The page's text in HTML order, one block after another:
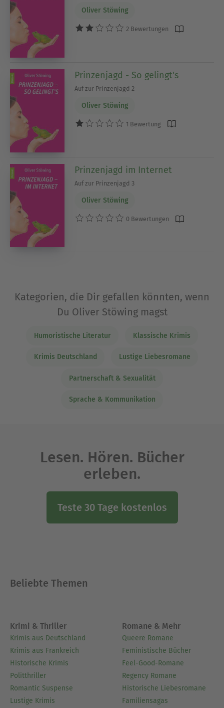
Oliver Stöwing
2 Bewertungen
Prinzenjagd - So gelingt's
Auf zur Prinzenjagd 2
Oliver Stöwing
1 Bewertung
Prinzenjagd im Internet
Auf zur Prinzenjagd 3
Oliver Stöwing
0 Bewertungen
Kategorien, die Dir gefallen könnten, wenn
Du Oliver Stöwing magst
Humoristische Literatur Klassische Krimis
Krimis Deutschland Lustige Liebesromane
Partnerschaft & Sexualität
Sprache & Kommunikation
Lesen. Hören. Bücher
erleben.
Teste 30 Tage kostenlos
Beliebte Themen
Krimi & Thriller
Krimis aus Deutschland
Krimis aus Frankreich
Historische Krimis
Politthriller
Romantic Suspense
Lustige Krimis
Romane & Mehr
Queere Romane
Feministische Bücher
Feel-Good-Romane
Regency Romane
Historische Liebesromane
Familiensagas